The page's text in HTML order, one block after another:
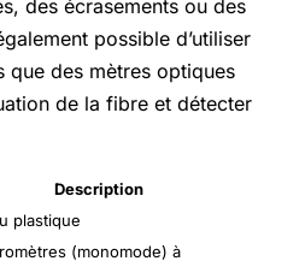
des écrasements ou des
possible d’utiliser
que des mètres optiques
de la fibre et détecter
Description
plastique
(monomode) à